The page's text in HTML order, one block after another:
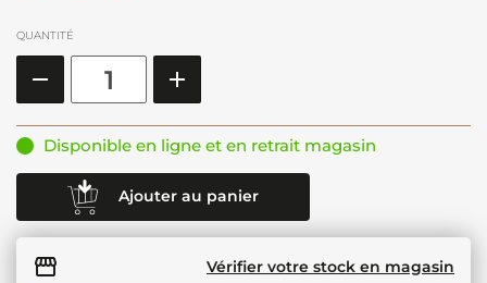
QUANTITÉ
Disponible en ligne et en retrait magasin
Ajouter au panier
Vérifier votre stock en magasin